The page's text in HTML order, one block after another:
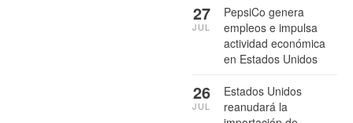
PepsiCo genera
empleos e impulsa
actividad económica
en Estados Unidos
27
JUL
Estados Unidos
reanudará la
26
JUL